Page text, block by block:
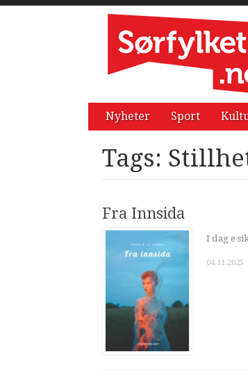
Nyheter Sport
Tags:
Fra Innsida
I dag e
04.11.2025